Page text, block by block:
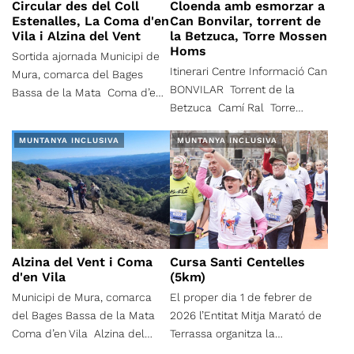
deixant aquesta carena ja
comencem a baixar pel
Ginestar, les Roques del
Marquès i la Carena dels
Roures, deixant a baix, a la
nostra esquerra l’enorme
Castanya.I ja pels Roures de
Sant Andreu arribarem altre
cop als llargs graons de
pujada, de pissarra, fins al
Collformic, on podrem fer un
mos, si ens ve de gust.
estratègica que presenta han
fet que l'home s'hi estableixi
de ben antic; dòlmens, restes
ibèriques, ermites i castells
conviuen amb masies encara
envoltades de conreus. Des
pujarem per corriols enmig de
pins pinyoners i alsines fins al
turó i l'ermita de Sant Mateu
del Bosc, citats en documents
del secle X, a on farem
parada per esmorzar.
Iniciarem la baixada fins la
Font de Sant Mateu,
envoltada d'arbres de gran
alçada. Seguirem entre
corriols i pista forestal fins a
la “Surera de la Molinera”,
Circular des del Coll
Estenalles, La Coma d'en
Vila i Alzina del Vent
Sortida ajornada Municipi de
Mura, comarca del Bages
Bassa de la Mata Coma d’en
Boix Coll d’Estenalles
Cloenda amb esmorzar a
Can Bonvilar, torrent de
la Betzuca, Torre Mossen
Homs
Itinerari Centre Informació Can
BONVILAR Torrent de la
Betzuca Camí Ral Torre
Informació Can Bonvilar
MUNTANYA INCLUSIVA
Alzina del Vent i Coma
d'en Vila
Municipi de Mura, comarca
del Bages Bassa de la Mata
Coma d’en Vila Alzina del
MUNTANYA INCLUSIVA
Cursa Santi Centelles
(5km)
El proper dia 1 de febrer de
2026 l’Entitat Mitja Marató de
Terrassa organitza la